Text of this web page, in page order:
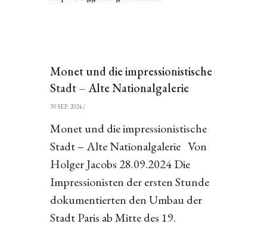
Monet und die impressionistische
Stadt – Alte Nationalgalerie
30 SEP. 2024/
Monet und die impressionistische
Stadt – Alte Nationalgalerie Von
Holger Jacobs 28.09.2024 Die
Impressionisten der ersten Stunde
dokumentierten den Umbau der
Stadt Paris ab Mitte des 19.